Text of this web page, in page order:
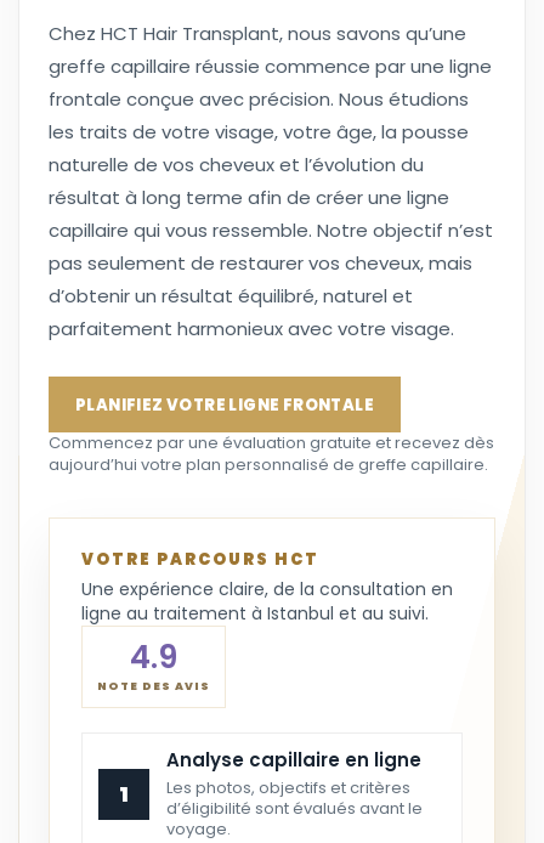
Chez HCT Hair Transplant, nous savons qu’une
greffe capillaire réussie commence par une ligne
frontale conçue avec précision. Nous étudions
les traits de votre visage, votre âge, la pousse
naturelle de vos cheveux et l’évolution du
résultat à long terme afin de créer une ligne
capillaire qui vous ressemble. Notre objectif n’est
pas seulement de restaurer vos cheveux, mais
d’obtenir un résultat équilibré, naturel et
parfaitement harmonieux avec votre visage.
PLANIFIEZ VOTRE LIGNE FRONTALE
Commencez par une évaluation gratuite et recevez dès
aujourd’hui votre plan personnalisé de greffe capillaire.
VOTRE PARCOURS HCT
Une expérience claire, de la consultation en
ligne au traitement à Istanbul et au suivi.
4.9
NOTE DES AVIS
1
Analyse capillaire en ligne
Les photos, objectifs et critères
d’éligibilité sont évalués avant le
voyage.